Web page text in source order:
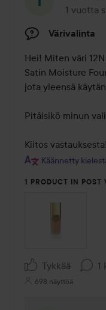
1 vuotta
Viesti
Värivalinta
Hei! Miten väri
Satin Moisture
jota yleensä
Pitäisikö minun
Kiitos vastauksesta!
Käännetty
1 PRODUCT IN POST
Tykkää 1
698 näyttöä